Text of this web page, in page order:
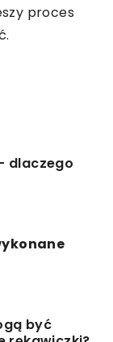
proces
dlaczego
być